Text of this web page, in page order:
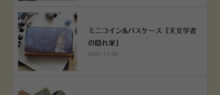
ミニコイン&パスケース「天文学者
の隠れ家」
2021.11.06